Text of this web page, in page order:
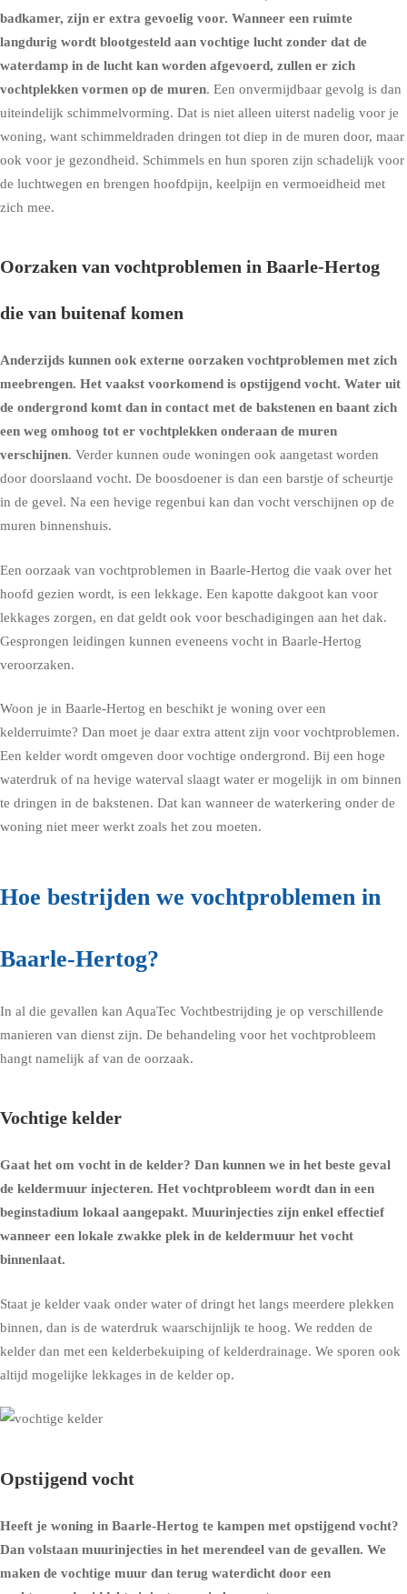
badkamer, zijn er extra gevoelig voor. Wanneer een ruimte
langdurig wordt blootgesteld aan vochtige lucht zonder dat de
waterdamp in de lucht kan worden afgevoerd, zullen er zich
vochtplekken vormen op de muren. Een onvermijdbaar gevolg is dan
uiteindelijk schimmelvorming. Dat is niet alleen uiterst nadelig voor je
woning, want schimmeldraden dringen tot diep in de muren door, maar
ook voor je gezondheid. Schimmels en hun sporen zijn schadelijk voor
de luchtwegen en brengen hoofdpijn, keelpijn en vermoeidheid met
zich mee.
Oorzaken van vochtproblemen in Baarle-Hertog
die van buitenaf komen
Anderzijds kunnen ook externe oorzaken vochtproblemen met zich
meebrengen. Het vaakst voorkomend is opstijgend vocht. Water uit
de ondergrond komt dan in contact met de bakstenen en baant zich
een weg omhoog tot er vochtplekken onderaan de muren
verschijnen. Verder kunnen oude woningen ook aangetast worden
door doorslaand vocht. De boosdoener is dan een barstje of scheurtje
in de gevel. Na een hevige regenbui kan dan vocht verschijnen op de
muren binnenshuis.
Een oorzaak van vochtproblemen in Baarle-Hertog die vaak over het
hoofd gezien wordt, is een lekkage. Een kapotte dakgoot kan voor
lekkages zorgen, en dat geldt ook voor beschadigingen aan het dak.
Gesprongen leidingen kunnen eveneens vocht in Baarle-Hertog
veroorzaken.
Woon je in Baarle-Hertog en beschikt je woning over een
kelderruimte? Dan moet je daar extra attent zijn voor vochtproblemen.
Een kelder wordt omgeven door vochtige ondergrond. Bij een hoge
waterdruk of na hevige waterval slaagt water er mogelijk in om binnen
te dringen in de bakstenen. Dat kan wanneer de waterkering onder de
woning niet meer werkt zoals het zou moeten.
Hoe bestrijden we vochtproblemen in
Baarle-Hertog?
In al die gevallen kan AquaTec Vochtbestrijding je op verschillende
manieren van dienst zijn. De behandeling voor het vochtprobleem
hangt namelijk af van de oorzaak.
Vochtige kelder
Gaat het om vocht in de kelder? Dan kunnen we in het beste geval
de keldermuur injecteren. Het vochtprobleem wordt dan in een
beginstadium lokaal aangepakt. Muurinjecties zijn enkel effectief
wanneer een lokale zwakke plek in de keldermuur het vocht
binnenlaat.
Staat je kelder vaak onder water of dringt het langs meerdere plekken
binnen, dan is de waterdruk waarschijnlijk te hoog. We redden de
kelder dan met een kelderbekuiping of kelderdrainage. We sporen ook
altijd mogelijke lekkages in de kelder op.
Opstijgend vocht
Heeft je woning in Baarle-Hertog te kampen met opstijgend vocht?
Dan volstaan muurinjecties in het merendeel van de gevallen. We
maken de vochtige muur dan terug waterdicht door een